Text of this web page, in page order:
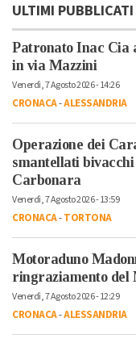
ULTIMI PUBBLICATI
Patronato Inac Cia
in via Mazzini
Venerdì, 7 Agosto 2026 - 14:26
CRONACA-ALESSANDRIA
Operazione dei
smantellati
Carbonara
Venerdì, 7 Agosto 2026 - 13:59
CRONACA-TORTONA
Motoraduno
ringraziamento del
Venerdì, 7 Agosto 2026 - 12:29
CRONACA-ALESSANDRIA